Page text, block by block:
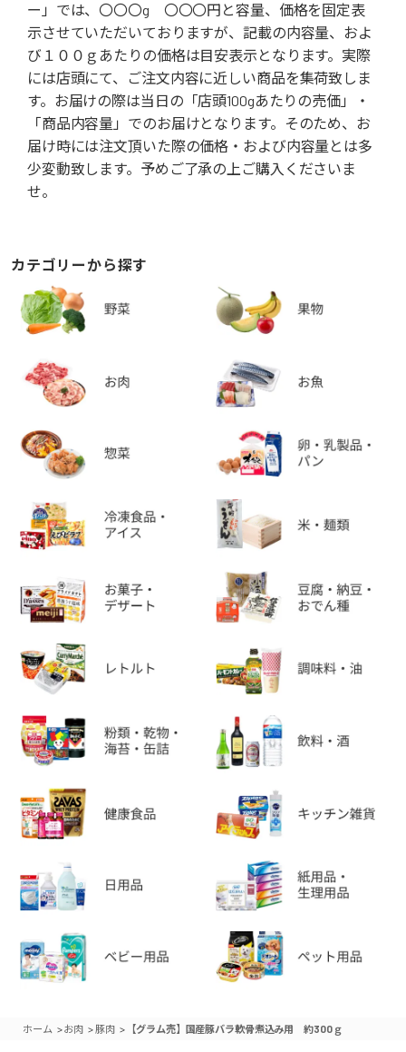
ー」では、〇〇〇g 〇〇〇円と容量、価格を固定表
示させていただいておりますが、記載の内容量、およ
び１００ｇあたりの価格は目安表示となります。実際
には店頭にて、ご注文内容に近しい商品を集荷致しま
す。お届けの際は当日の「店頭100gあたりの売価」・
「商品内容量」でのお届けとなります。そのため、お
届け時には注文頂いた際の価格・および内容量とは多
少変動致します。予めご了承の上ご購入くださいま
せ。
カテゴリーから探す
ホーム >お肉 >豚肉 > 【グラム売】国産豚バラ軟骨煮込み用 約300ｇ